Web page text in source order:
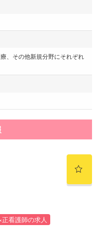
、その他新規分野にそれぞれ
正看護師の求人